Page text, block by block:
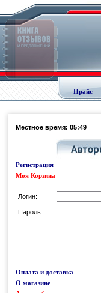
Прайс
Местное время: 05:49
Регистрация
Моя Корзина
Логин:
Пароль:
Оплата и доставка
О магазине